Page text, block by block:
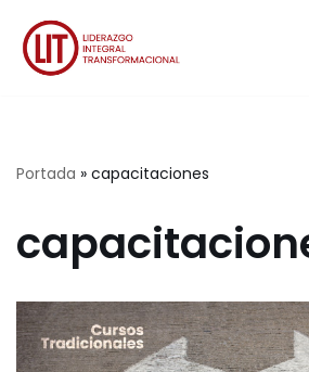
Saltar
Portada » capacitaciones